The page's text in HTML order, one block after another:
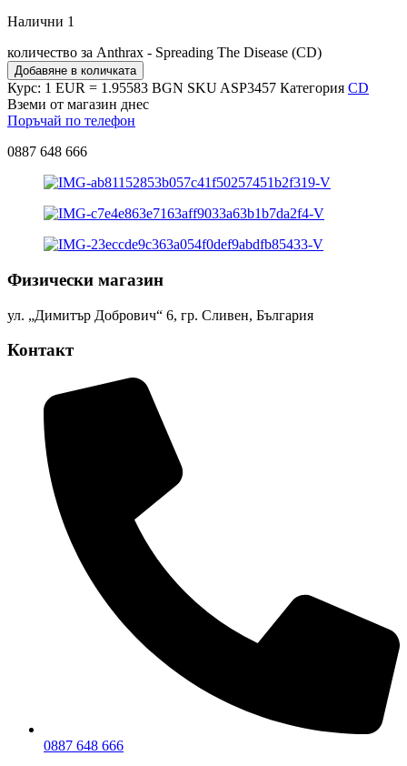
Налични 1
количество за Anthrax - Spreading The Disease (CD)
Добавяне в количката
Курс: 1 EUR = 1.95583 BGN SKU ASP3457 Категория CD
Вземи от магазин днес
Поръчай по телефон
0887 648 666
Физически магазин
ул. „Димитър Добрович“ 6, гр. Сливен, България
Контакт
0887 648 666